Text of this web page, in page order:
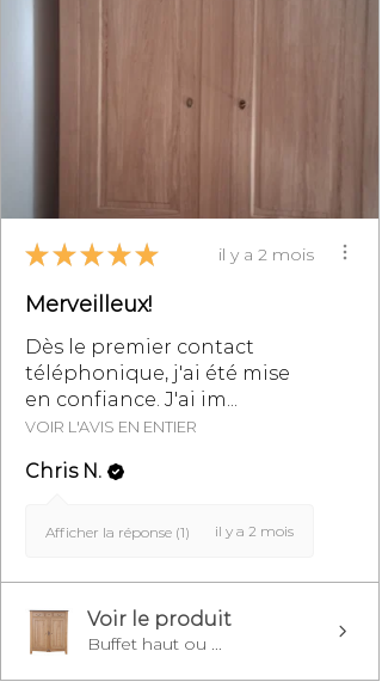
Générales de Vente,
★ ★ ★ ★ ★ il y a 2 mois
Merveilleux!
Dès le premier contact
téléphonique, j'ai été mise
en confiance. J'ai im...
VOIR L'AVIS EN ENTIER
Chris N.
Afficher la réponse (1) il y a 2 mois
Voir le produit
Buffet haut ou ...